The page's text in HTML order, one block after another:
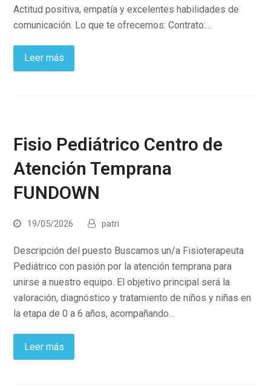
Actitud positiva, empatía y excelentes habilidades de
comunicación. Lo que te ofrecemos: Contrato:…
Leer más
Fisio Pediátrico Centro de
Atención Temprana
FUNDOWN
19/05/2026 patri
Descripción del puesto Buscamos un/a Fisioterapeuta
Pediátrico con pasión por la atención temprana para
unirse a nuestro equipo. El objetivo principal será la
valoración, diagnóstico y tratamiento de niños y niñas en
la etapa de 0 a 6 años, acompañando…
Leer más